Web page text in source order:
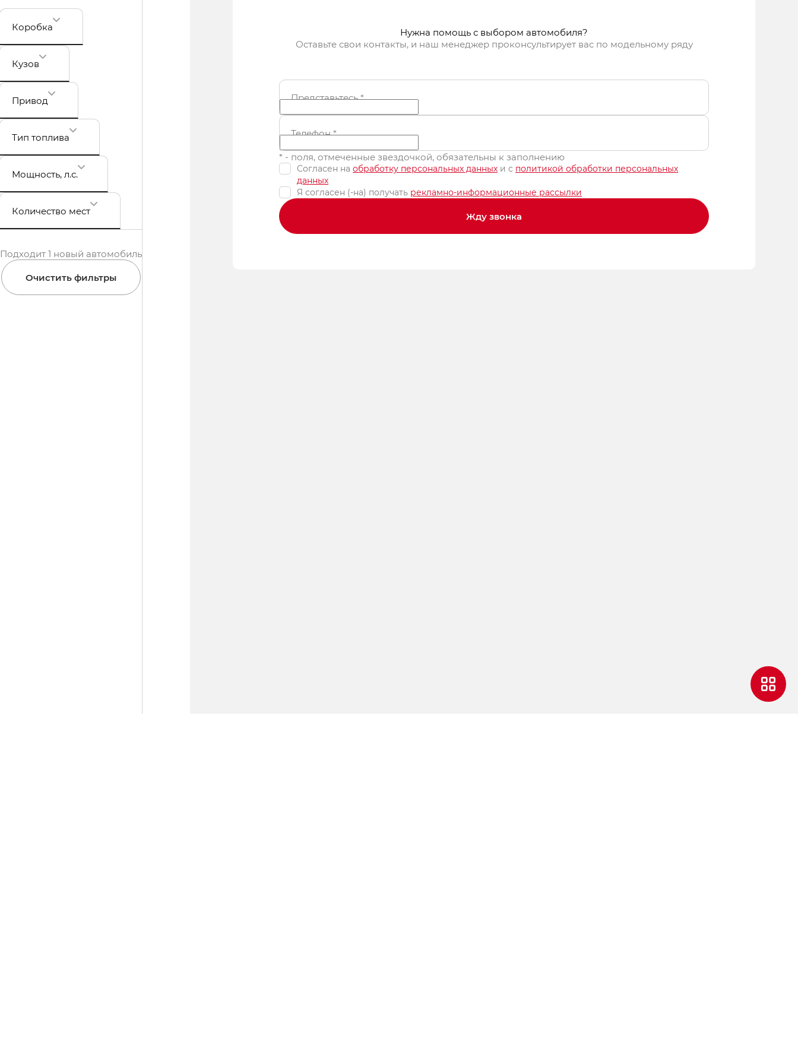
Коробка
Кузов
Привод
Тип топлива
Мощность, л.с.
Количество мест
Подходит 1 новый автомобиль
Очистить фильтры
Нужна помощь с выбором автомобиля?
Оставьте свои контакты, и наш менеджер проконсультирует вас по модельному ряду
Представьтесь*
Телефон*
* - поля, отмеченные звездочкой, обязательны к заполнению
Согласен на обработку персональных данных и c политикой обработки персональных
данных
Я согласен (-на) получать рекламно-информационные рассылки
Жду звонка